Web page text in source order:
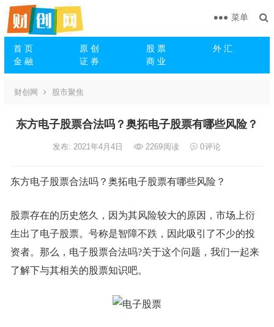
首 页 原 创 股 票
外 汇
金 融
证 券 商 业
菜单
财创网 股市聚焦
东方电子股票合法吗？奥拓电子股票有哪些风险？
发布: 2021年4月4日 2269阅读 0评论
东方电子股票合法吗？奥拓电子股票有哪些风险？
股票存在的历史悠久，因为其风险较大的原因，市场上衍
生出了电子股票。号称是智障不跌，因此吸引了不少的投
资者。那么，电子股票合法吗?关于这个问题，我们一起来
了解下与其相关的股票知识吧。